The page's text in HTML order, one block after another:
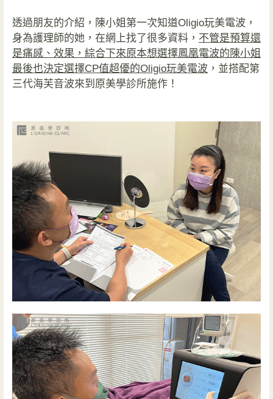
透過朋友的介紹，陳小姐第一次知道Oligio玩美電波，
身為護理師的她，在網上找了很多資料， 不管是預算還
是痛感、效果，綜合下來原本想選擇鳳凰電波的陳小姐
最後也決定選擇CP值超優的Oligio玩美電波 ，並搭配第
三代海芙音波來到原美學診所施作！